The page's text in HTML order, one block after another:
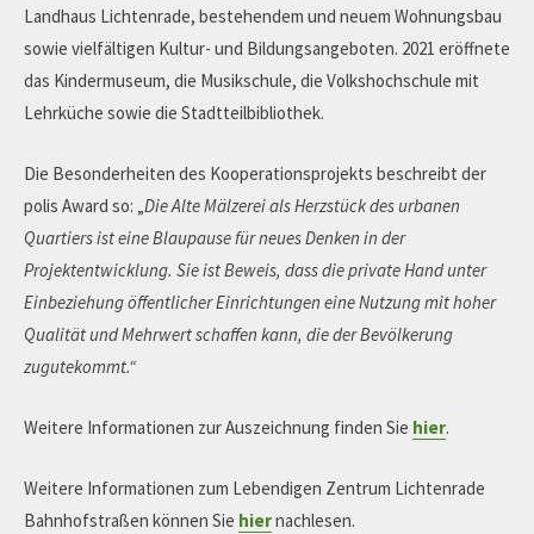
Landhaus Lichtenrade, bestehendem und neuem Wohnungsbau
sowie vielfältigen Kultur- und Bildungsangeboten. 2021 eröffnete
das Kindermuseum, die Musikschule, die Volkshochschule mit
Lehrküche sowie die Stadtteilbibliothek.
Die Besonderheiten des Kooperationsprojekts beschreibt der
polis Award so: „Die Alte Mälzerei als Herzstück des urbanen
Quartiers ist eine Blaupause für neues Denken in der
Projektentwicklung. Sie ist Beweis, dass die private Hand unter
Einbeziehung öffentlicher Einrichtungen eine Nutzung mit hoher
Qualität und Mehrwert schaffen kann, die der Bevölkerung
zugutekommt.“
Weitere Informationen zur Auszeichnung finden Sie hier.
Weitere Informationen zum Lebendigen Zentrum Lichtenrade
Bahnhofstraßen können Sie hiernachlesen.